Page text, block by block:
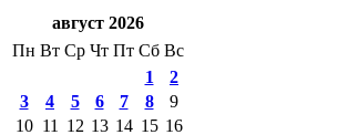
август 2026
Пн Вт Ср Чт Пт Сб Вс
1
2
3
4 5 6 7 8
9
10 11 12 13 14 15 16